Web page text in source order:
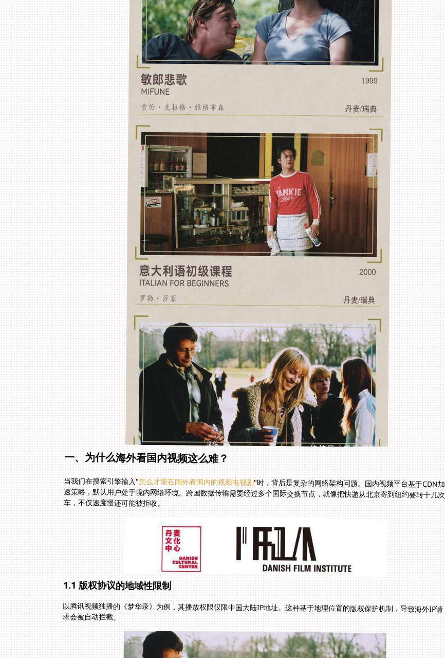
一、为什么海外看国内视频这么难？
当我们在搜索引擎输入"怎么才能在国外看国内的视频电视剧"时，背后是复杂的网络架构问题。国内视频平台基于CDN加
速策略，默认用户处于境内网络环境。跨国数据传输需要经过多个国际交换节点，就像把快递从北京寄到纽约要转十几次
车，不仅速度慢还可能被拒收。
1.1 版权协议的地域性限制
以腾讯视频独播的《梦华录》为例，其播放权限仅限中国大陆IP地址。这种基于地理位置的版权保护机制，导致海外IP请
求会被自动拦截。